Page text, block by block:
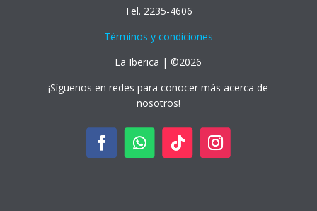
Tel. 2235-4606
Términos y condiciones
La Iberica | ©2026
¡Síguenos en redes para conocer más acerca de
nosotros!